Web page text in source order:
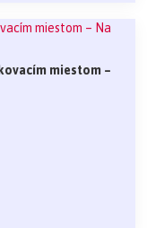
miestom –